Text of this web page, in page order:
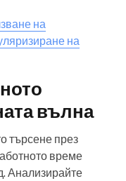
на
на
вълна
търсене през
време
Анализирайте